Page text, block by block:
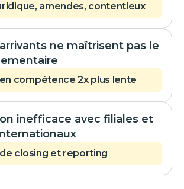
amendes, contentieux
ne maîtrisent pas le
compétence 2x plus lente
inefficace avec filiales et
closing et reporting